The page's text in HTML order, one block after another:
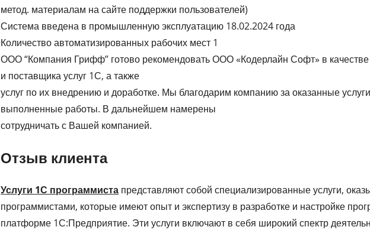
метод. материалам на сайте поддержки пользователей)
Система введена в промышленную эксплуатацию 18.02.2024 года
Количество автоматизированных рабочих мест 1
ООО “Компания Грифф” готово рекомендовать ООО «Кодерлайн Софт» в
и поставщика услуг 1С‚ а также
услуг по их внедрению и доработке. Мы благодарим компанию за оказанные
выполненные работы. В дальнейшем намерены
сотрудничать с Вашей компанией.
Отзыв клиента
Услуги 1С программиста представляют собой специализированные услуги,
программистами, которые имеют опыт и экспертизу в разработке и настройке
платформе 1С:Предприятие. Эти услуги включают в себя широкий спектр